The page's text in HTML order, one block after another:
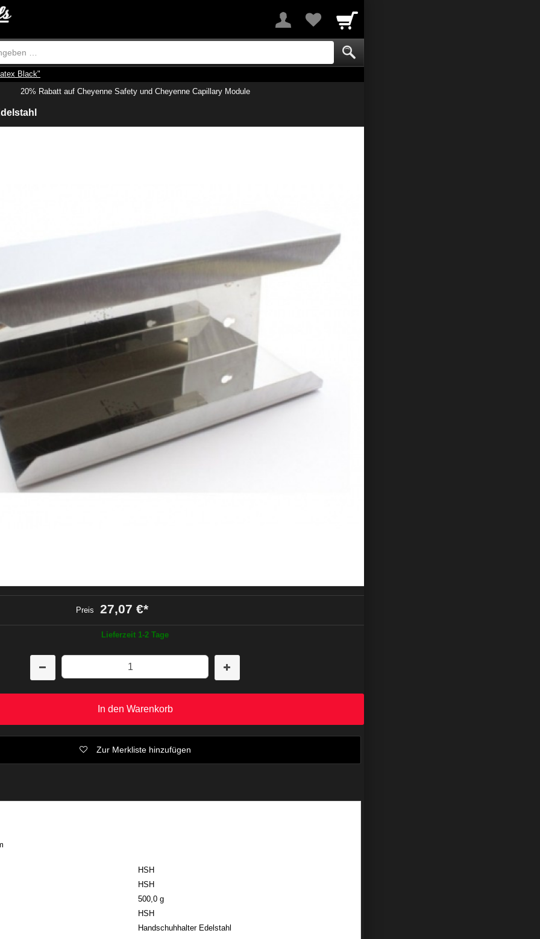
Black"
20% Rabatt auf Cheyenne Safety und Cheyenne Capillary Module
Preis 27,07 €*
Lieferzeit 1-2 Tage
In den Warenkorb
Zur Merkliste hinzufügen
HSH
HSH
500,0 g
HSH
Handschuhhalter Edelstahl